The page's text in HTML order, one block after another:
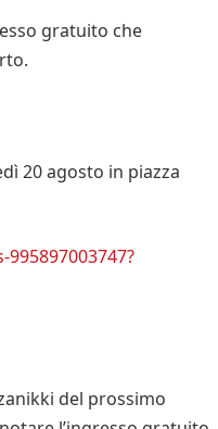
gratuito che
20 agosto in piazza
del prossimo